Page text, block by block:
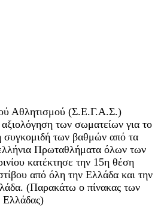
Αθλητισμού (Σ.Ε.Γ.Α.Σ.)
των σωματείων για το
συγκομιδή των βαθμών από τα
Πρωταθλήματα όλων των
κατέκτησε την 15η θέση
από όλη την Ελλάδα και την
(Παρακάτω ο πίνακας των
Ελλάδας)